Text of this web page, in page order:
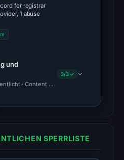
for registrar
1 abuse
und
· Content Observed Unavailable ·
3/3 ✓
SPERRLISTE